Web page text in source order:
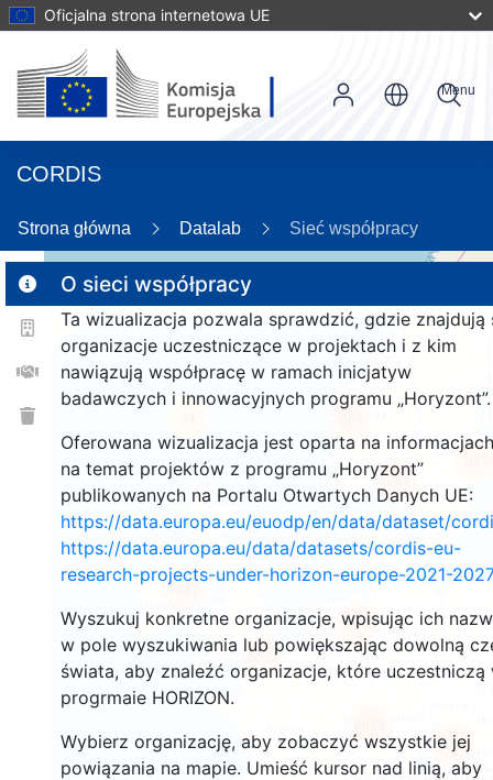
Oficjalna strona internetowa UE
CORDIS
Menu
Strona główna Datalab Sieć współpracy
O sieci współpracy
Ta wizualizacja pozwala sprawdzić, gdzie znajdują
organizacje uczestniczące w projektach i z kim
nawiązują współpracę w ramach inicjatyw
badawczych i innowacyjnych programu „Horyzont”.
Oferowana wizualizacja jest oparta na informacjach
na temat projektów z programu „Horyzont”
publikowanych na Portalu Otwartych Danych UE:
https://data.europa.eu/euodp/en/data/dataset/
https://data.europa.eu/data/datasets/cordis-eu-
research-projects-under-horizon-europe-2021-2027
Wyszukuj konkretne organizacje, wpisując ich
w pole wyszukiwania lub powiększając dowolną
świata, aby znaleźć organizacje, które uczestniczą
progrmaie HORIZON.
Wybierz organizację, aby zobaczyć wszystkie jej
powiązania na mapie. Umieść kursor nad linią, aby
1221
10701
1447
6077
7001